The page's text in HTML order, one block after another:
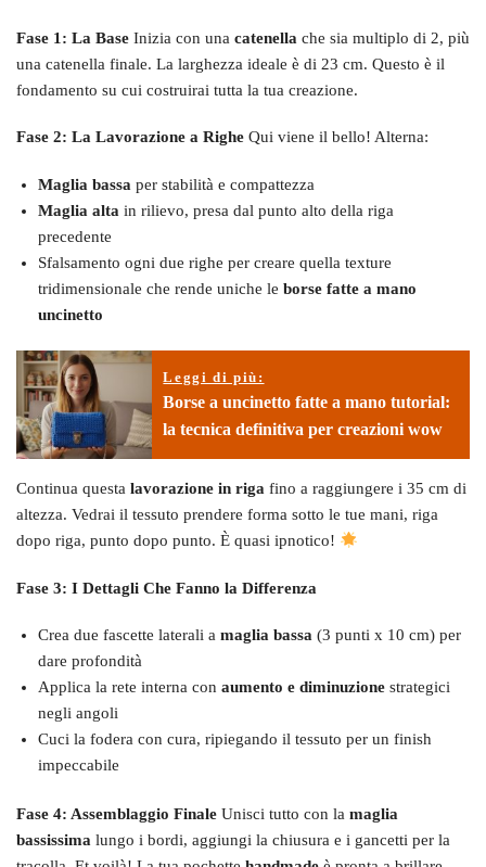
Fase 1: La Base Inizia con una catenella che sia multiplo di 2, più
una catenella finale. La larghezza ideale è di 23 cm. Questo è il
fondamento su cui costruirai tutta la tua creazione.
Fase 2: La Lavorazione a Righe Qui viene il bello! Alterna:
Maglia bassa per stabilità e compattezza
Maglia alta in rilievo, presa dal punto alto della riga
precedente
Sfalsamento ogni due righe per creare quella texture
tridimensionale che rende uniche le borse fatte a mano
uncinetto
Leggi di più:
Borse a uncinetto fatte a mano tutorial:
la tecnica definitiva per creazioni wow
Continua questa lavorazione in riga fino a raggiungere i 35 cm di
altezza. Vedrai il tessuto prendere forma sotto le tue mani, riga
dopo riga, punto dopo punto. È quasi ipnotico!
Fase 3: I Dettagli Che Fanno la Differenza
Crea due fascette laterali a maglia bassa (3 punti x 10 cm) per
dare profondità
Applica la rete interna con aumento e diminuzione strategici
negli angoli
Cuci la fodera con cura, ripiegando il tessuto per un finish
impeccabile
Fase 4: Assemblaggio Finale Unisci tutto con la maglia
bassissima lungo i bordi, aggiungi la chiusura e i gancetti per la